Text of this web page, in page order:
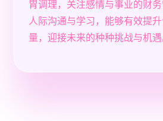
胃调理，关注感情与事业的财
人际沟通与学习，能够有效提
量，迎接未来的种种挑战与机遇